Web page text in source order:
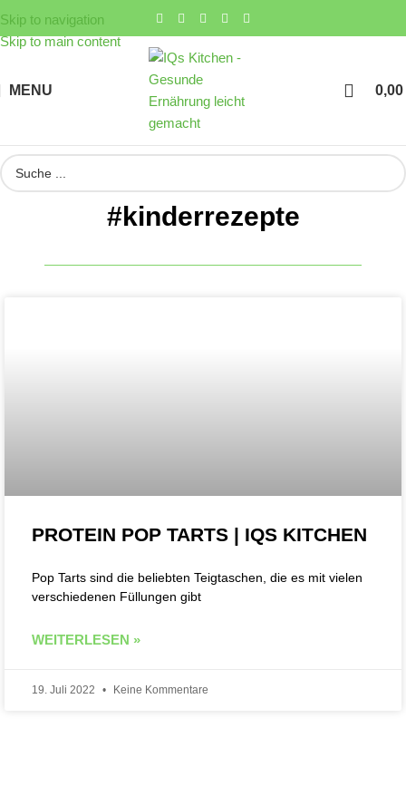
Skip to navigation
Skip to main content
MENU 0,00
#kinderrezepte
PROTEIN POP TARTS | IQS KITCHEN
Pop Tarts sind die beliebten Teigtaschen, die es mit vielen
verschiedenen Füllungen gibt
WEITERLESEN »
19. Juli 2022 Keine Kommentare